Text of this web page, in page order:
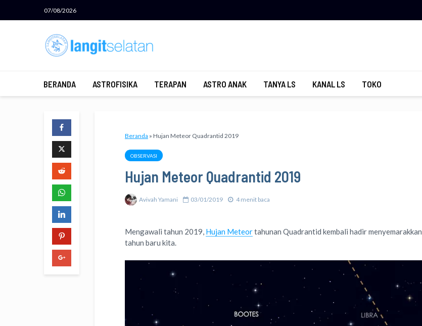
07/08/2026
BERANDA ASTROFISIKA TERAPAN ASTRO ANAK TANYA LS KANAL LS TOKO
Beranda » Hujan Meteor Quadrantid 2019
OBSERVASI
Hujan Meteor Quadrantid 2019
Avivah Yamani 03/01/2019 4 menit baca
Mengawali tahun 2019, Hujan Meteortahunan Quadrantid kembali hadir menyemarakkan
tahun baru kita.